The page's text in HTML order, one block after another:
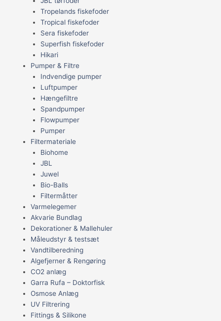
Tropelands fiskefoder
Tropical fiskefoder
Sera fiskefoder
Superfish fiskefoder
Hikari
Pumper & Filtre
Indvendige pumper
Luftpumper
Hængefiltre
Spandpumper
Flowpumper
Pumper
Filtermateriale
Biohome
JBL
Juwel
Bio-Balls
Filtermåtter
Varmelegemer
Akvarie Bundlag
Dekorationer & Mallehuler
Måleudstyr & testsæt
Vandtilberedning
Algefjerner & Rengøring
CO2 anlæg
Garra Rufa – Doktorfisk
Osmose Anlæg
UV Filtrering
Fittings & Silikone